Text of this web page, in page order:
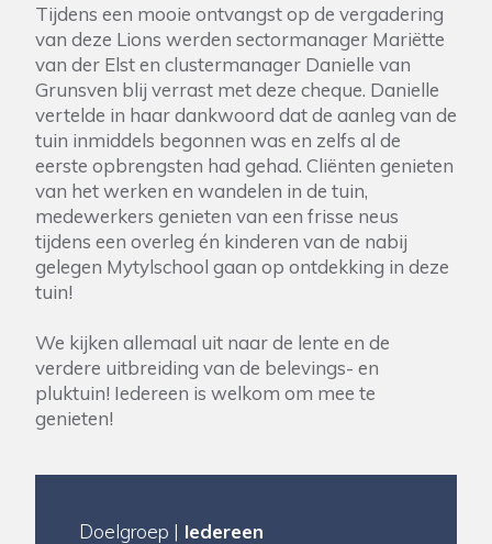
Tijdens een mooie ontvangst op de vergadering
van deze Lions werden sectormanager Mariëtte
van der Elst en clustermanager Danielle van
Grunsven blij verrast met deze cheque. Danielle
vertelde in haar dankwoord dat de aanleg van de
tuin inmiddels begonnen was en zelfs al de
eerste opbrengsten had gehad. Cliënten genieten
van het werken en wandelen in de tuin,
medewerkers genieten van een frisse neus
tijdens een overleg én kinderen van de nabij
gelegen Mytylschool gaan op ontdekking in deze
tuin!
We kijken allemaal uit naar de lente en de
verdere uitbreiding van de belevings- en
pluktuin! Iedereen is welkom om mee te
genieten!
Doelgroep | Iedereen